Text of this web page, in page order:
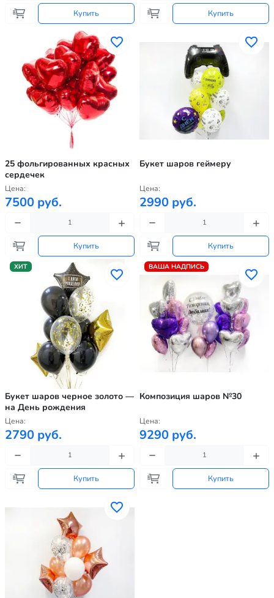
Купить Купить
25 фольгированных красных
сердечек
Цена:
7500 руб.
Купить
Букет шаров геймеру
Цена:
2990 руб.
Купить
ХИТ
Букет шаров черное золото —
на День рождения
Цена:
2790 руб.
Купить
ВАША НАДПИСЬ
Композиция шаров №30
Цена:
9290 руб.
Купить